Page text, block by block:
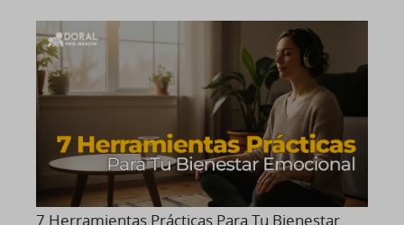
7 Herramientas Prácticas Para Tu Bienestar